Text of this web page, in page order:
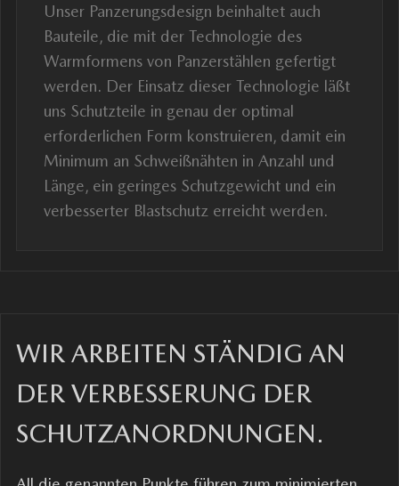
Unser Panzerungsdesign beinhaltet auch
Bauteile, die mit der Technologie des
Warmformens von Panzerstählen gefertigt
werden. Der Einsatz dieser Technologie läßt
uns Schutzteile in genau der optimal
erforderlichen Form konstruieren, damit ein
Minimum an Schweißnähten in Anzahl und
Länge, ein geringes Schutzgewicht und ein
verbesserter Blastschutz erreicht werden.
WIR ARBEITEN STÄNDIG AN
DER VERBESSERUNG DER
SCHUTZANORDNUNGEN.